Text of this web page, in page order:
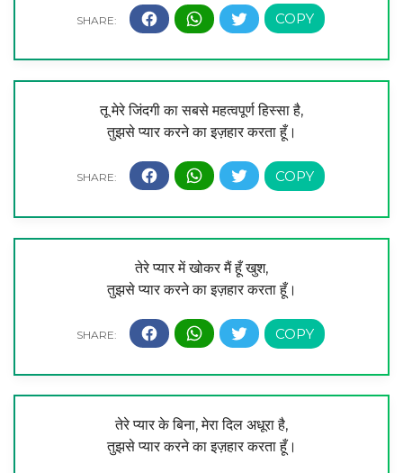
तू मेरे जिंदगी का सबसे महत्वपूर्ण हिस्सा है,
तुझसे प्यार करने का इज़हार करता हूँ।
तेरे प्यार में खोकर मैं हूँ खुश,
तुझसे प्यार करने का इज़हार करता हूँ।
तेरे प्यार के बिना, मेरा दिल अधूरा है,
तुझसे प्यार करने का इज़हार करता हूँ।